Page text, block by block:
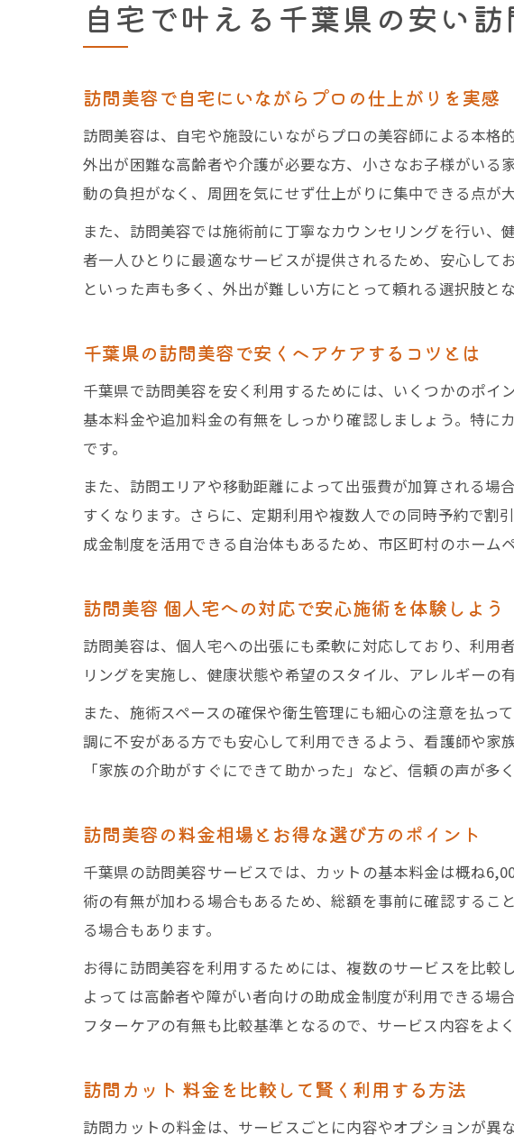
訪問美容を千
訪問美
千葉県で
訪問美容
訪問カッ
安さと安心両
訪問美容
訪問美容
訪問美容
美容師
千葉県で賢
訪問美容
訪問美容
訪問カ
千葉県で
訪問美
訪問カッ
美容師
訪問美容
自宅で叶える千葉県の安い
訪問美容で自宅にいながらプロの仕上がりを実感
訪問美容は、自宅や施設にいながらプロの美容師による本格
外出が困難な高齢者や介護が必要な方、小さなお子様がい
動の負担がなく、周囲を気にせず仕上がりに集中できる点が大
また、訪問美容では施術前に丁寧なカウンセリングを行い
者一人ひとりに最適なサービスが提供されるため、安心して
といった声も多く、外出が難しい方にとって頼れる選択肢とな
千葉県の訪問美容で安くヘアケアするコツとは
千葉県で訪問美容を安く利用するためには、いくつかのポイ
基本料金や追加料金の有無をしっかり確認しましょう。特
です。
また、訪問エリアや移動距離によって出張費が加算される
すくなります。さらに、定期利用や複数人での同時予約で割
成金制度を活用できる自治体もあるため、市区町村のホーム
訪問美容 個人宅への対応で安心施術を体験しよう
訪問美容は、個人宅への出張にも柔軟に対応しており、利
リングを実施し、健康状態や希望のスタイル、アレルギーの
また、施術スペースの確保や衛生管理にも細心の注意を払
調に不安がある方でも安心して利用できるよう、看護師や家
「家族の介助がすぐにできて助かった」など、信頼の声が多
訪問美容の料金相場とお得な選び方のポイント
千葉県の訪問美容サービスでは、カットの基本料金は概ね
術の有無が加わる場合もあるため、総額を事前に確認する
る場合もあります。
お得に訪問美容を利用するためには、複数のサービスを比
よっては高齢者や障がい者向けの助成金制度が利用できる
フターケアの有無も比較基準となるので、サービス内容をよ
訪問カット 料金を比較して賢く利用する方法
訪問カットの料金は、サービスごとに内容やオプションが